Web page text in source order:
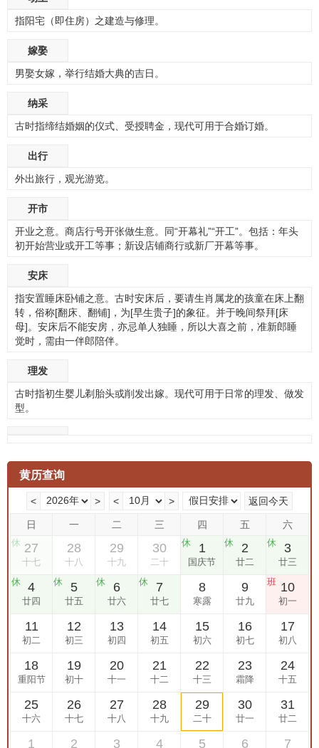
指阳宅（即住房）之建造与修理。
嫁娶
男娶女嫁，举行结婚大典的吉日。
纳采
古时指缔结婚姻的仪式、受授聘金，现代可用于合婚订婚。
出行
外出旅行，观光游览。
开市
开业之意。商店行号开张做生意。同“开幕礼”“开工”。包括：年头
初开始营业或开工等事；新设店铺商行或新厂开幕等事。
安床
指安置睡床卧铺之意。古时安床后，要请生肖属龙的孩童在床上翻
转，俗称[翻床、翻铺]，为[早生贵子]的象征。并于晚间祭拜[床
母]。安床后不能安房，亦忌单人独睡，所以大喜之前，准新郎睡
觉时，需由一伴郎陪伴。
理发
古时指初生婴儿剃胎头或削发出嫁。现代可用于日常的理发、做发
型。
黄历查询